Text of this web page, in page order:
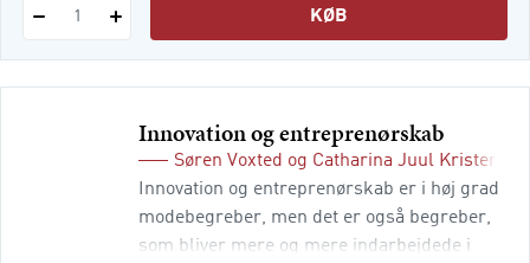
1 KØB
Innovation og entreprenørskab
Søren Voxted og Catharina Juul Kristensen
Innovation og entreprenørskab er i høj grad
modebegreber, men det er også begreber,
som bliver mere og mere indarbejdede i